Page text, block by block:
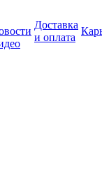
Доставка
и оплата